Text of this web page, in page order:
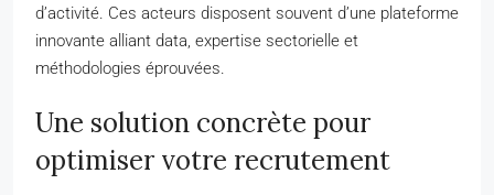
d’activité. Ces acteurs disposent souvent d’une plateforme
innovante alliant data, expertise sectorielle et
méthodologies éprouvées.
Une solution concrète pour
optimiser votre recrutement